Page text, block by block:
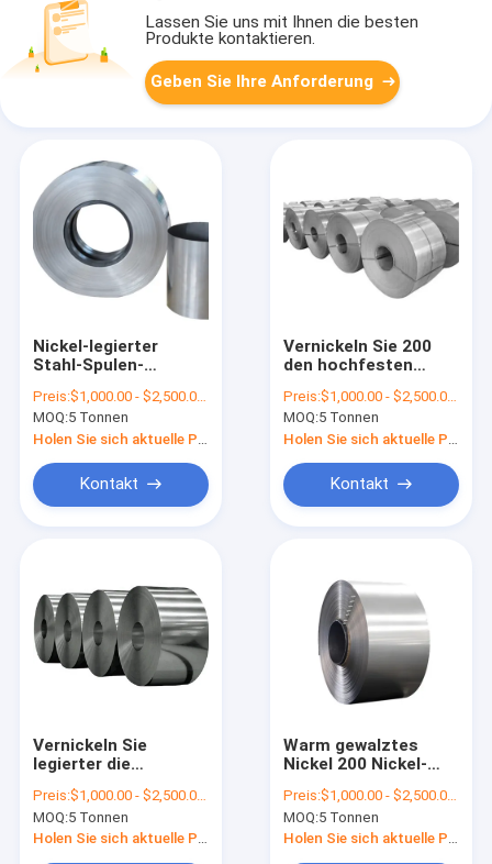
Lassen Sie uns mit Ihnen die besten
Produkte kontaktieren.
Geben Sie Ihre Anforderung
Nickel-legierter
Stahl-Spulen-
Blatt-N 05500
Preis:$1,000.00 - $2,500.00/Tons
MOQ:5 Tonnen
Kontakt
Vernickeln Sie 200
den hochfesten
Legierungs-Streifen-
NO4400 Monel 400
Inconel 600 Incoloy
800
Preis:$1,000.00 - $2,500.00/Tons
MOQ:5 Tonnen
Kontakt
Vernickeln Sie
legierter die
Stahl-Spule Monel
R405
Preis:$1,000.00 - $2,500.00/Tons
MOQ:5 Tonnen
Holen Sie sich aktuelle Preis
Warm gewalztes
Nickel 200 Nickel-
Monel 400 201
Edelstahlblech-
Platten-Spule
Preis:$1,000.00 - $2,500.00/Tons
MOQ:5 Tonnen
Holen Sie sich aktuelle Preis